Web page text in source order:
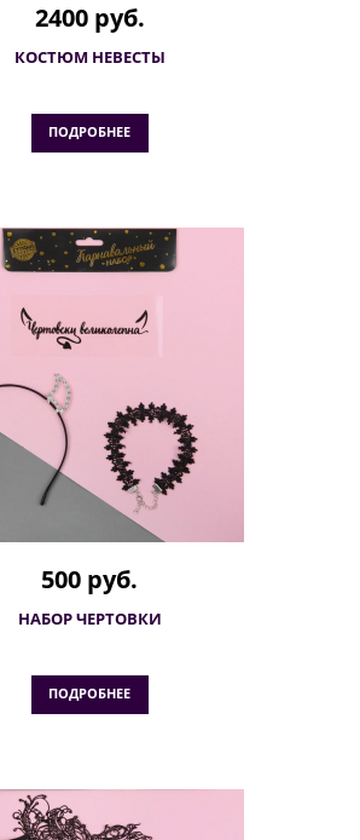
2400 руб.
КОСТЮМ НЕВЕСТЫ
ПОДРОБНЕЕ
500 руб.
НАБОР ЧЕРТОВКИ
ПОДРОБНЕЕ